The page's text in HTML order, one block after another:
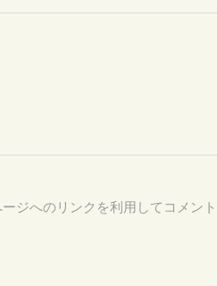
へのリンクを利用してコメント